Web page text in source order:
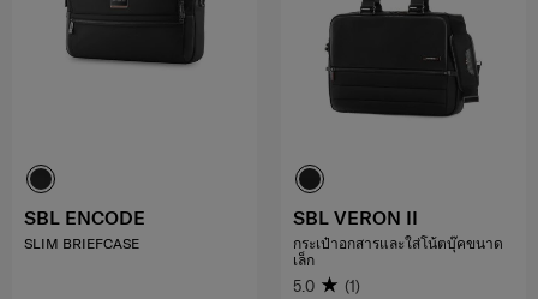
SBL ENCODE
SLIM BRIEFCASE
SBL VERON II
กระเป๋าอกสารและใส่โน้ตบุ๊คขนาด
เล็ก
5.0 (1)